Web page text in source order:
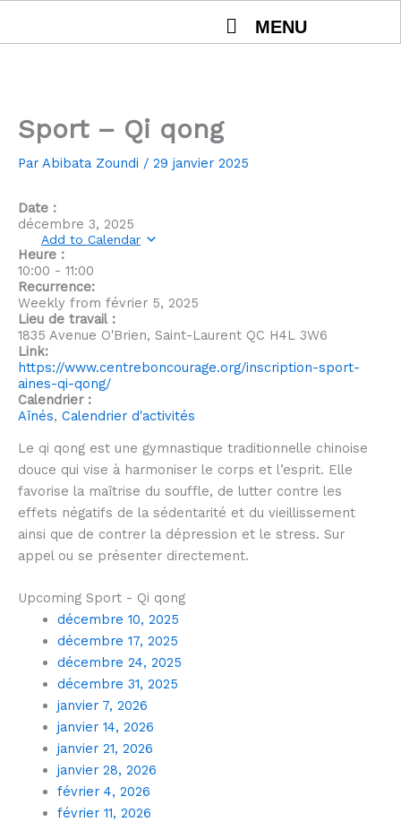
MENU
Sport – Qi qong
Par Abibata Zoundi / 29 janvier 2025
Date :
décembre 3, 2025
Add to Calendar
Heure :
10:00 - 11:00
Recurrence:
Weekly from février 5, 2025
Lieu de travail :
1835 Avenue O'Brien, Saint-Laurent QC H4L 3W6
Link:
https://www.centreboncourage.org/inscription-sport-
aines-qi-qong/
Calendrier :
Aînés, Calendrier d'activités
Le qi qong est une gymnastique traditionnelle chinoise
douce qui vise à harmoniser le corps et l’esprit. Elle
favorise la maîtrise du souffle, de lutter contre les
effets négatifs de la sédentarité et du vieillissement
ainsi que de contrer la dépression et le stress. Sur
appel ou se présenter directement.
Upcoming Sport - Qi qong
décembre 10, 2025
décembre 17, 2025
décembre 24, 2025
décembre 31, 2025
janvier 7, 2026
janvier 14, 2026
janvier 21, 2026
janvier 28, 2026
février 4, 2026
février 11, 2026